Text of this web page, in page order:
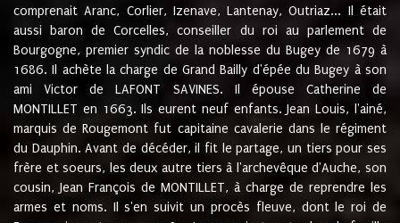
comprenait Aranc, Corlier, Izenave, Lantenay, Outriaz... Il était
aussi baron de Corcelles, conseiller du roi au parlement de
Bourgogne, premier syndic de la noblesse du Bugey de 1679 à
1686. Il achète la charge de Grand Bailly d'épée du Bugey à son
ami Victor de LAFONT SAVINES. Il épouse Catherine de
MONTILLET en 1663. Ils eurent neuf enfants. Jean Louis, l'ainé,
marquis de Rougemont fut capitaine cavalerie dans le régiment
du Dauphin. Avant de décéder, il fit le partage, un tiers pour ses
frère et soeurs, les deux autre tiers à l'archevêque d'Auche, son
cousin, Jean François de MONTILLET, à charge de reprendre les
armes et noms. Il s'en suivit un procès fleuve, dont le roi de